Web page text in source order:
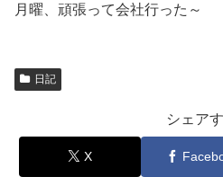
月曜、頑張って会社行った～
日記
シェア
X